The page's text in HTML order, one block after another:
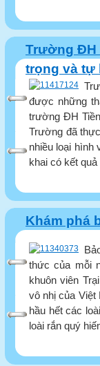
Trường ĐH
trọng và tự
được những
trường ĐH
Trường đã
nhiều loại hình
khai có kết
Khám phá
thức của mỗi
khuôn viên
vô nhị của Việt
hầu hết các
loài rắn quý